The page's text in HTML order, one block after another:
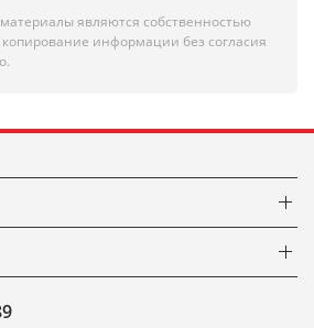
являются собственностью
информации без согласия